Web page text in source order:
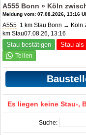
A555 Bonn » Köln
Meldung vom: 07.08.2026, 13:16
A555 1 km Stau Bonn → Köln
km Stau07.08.26, 13:16
Stau bestätigen Stau als
Es liegen keine Stau-,
Suche: